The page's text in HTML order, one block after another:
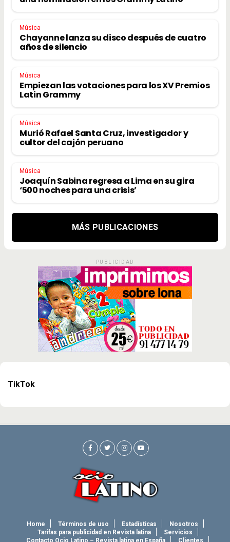
Música
Chayanne lanza su disco después de cuatro
años de silencio
Música
Empiezan las votaciones para los XV Premios
Latin Grammy
Música
Murió Rafael Santa Cruz, investigador y
cultor del cajón peruano
Música
Joaquín Sabina regresa a Lima en su gira
‘500 noches para una crisis’
MÁS PUBLICACIONES
PUBLICIDAD
TikTok
Home Términos de uso Estadísticas
Nosotros
Tarifas para publicidad en Revista latina
Servicios